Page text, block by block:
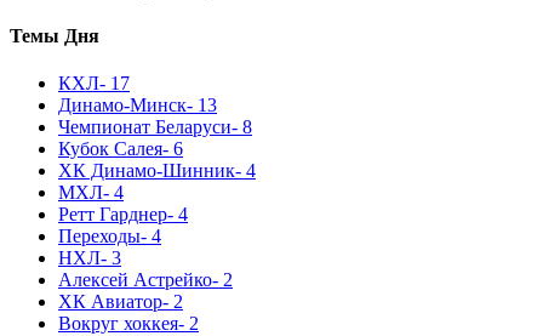
Темы Дня
КХЛ- 17
Динамо-Минск- 13
Чемпионат Беларуси- 8
Кубок Салея- 6
ХК Динамо-Шинник- 4
МХЛ- 4
Ретт Гарднер- 4
Переходы- 4
НХЛ- 3
Алексей Астрейко- 2
ХК Авиатор- 2
Вокруг хоккея- 2